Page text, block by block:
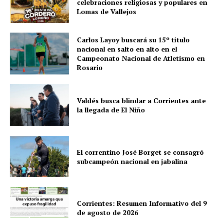
celebraciones religiosas y populares en
Lomas de Vallejos
Carlos Layoy buscará su 15º título
nacional en salto en alto en el
Campeonato Nacional de Atletismo en
Rosario
Valdés busca blindar a Corrientes ante
la llegada de El Niño
El correntino José Borget se consagró
subcampeón nacional en jabalina
Corrientes: Resumen Informativo del 9
de agosto de 2026